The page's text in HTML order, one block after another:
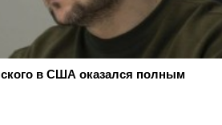
в США оказался полным